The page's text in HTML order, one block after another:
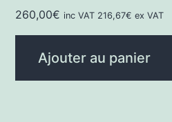
260,00€ inc VAT 216,67€ ex VAT
Ajouter au panier